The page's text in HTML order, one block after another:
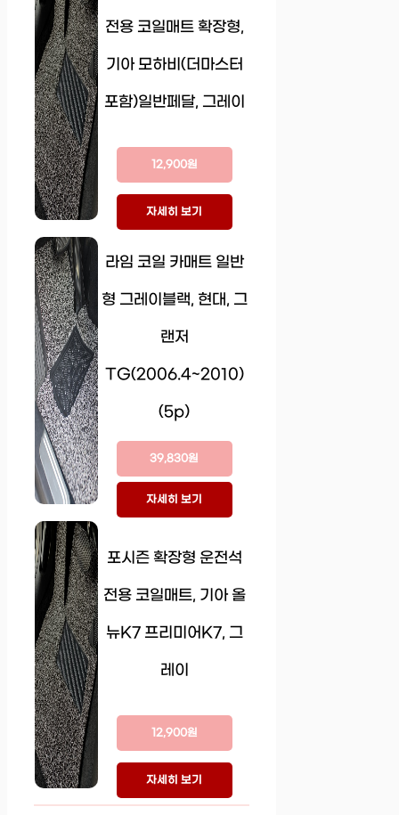
전용 코일매트 확장형,
기아 모하비(더마스터
포함)일반페달, 그레이
12,900원
자세히 보기
라임 코일 카매트 일반
형 그레이블랙, 현대, 그
랜저
TG(2006.4~2010)
(5p)
39,830원
자세히 보기
포시즌 확장형 운전석
전용 코일매트, 기아 올
뉴K7 프리미어K7, 그
레이
12,900원
자세히 보기